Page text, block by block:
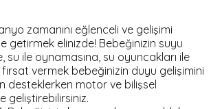
zamanını eğlenceli ve gelişimi
getirmek elinizde! Bebeğinizin suyu
su ile oynamasına, su oyuncakları ile
vermek bebeğinizin duyu gelişimini
desteklerken motor ve bilişsel
geliştirebilirsiniz.